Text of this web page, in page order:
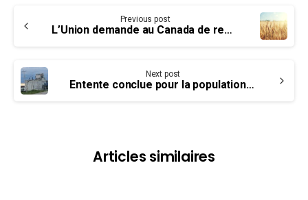
Reading
Previous post
L’Union demande au Canada de reprendre aux Saoudiens la Commission du blé
Next post
Entente conclue pour la population de Churchill – optimisme prudent du Syndicat
Articles similaires